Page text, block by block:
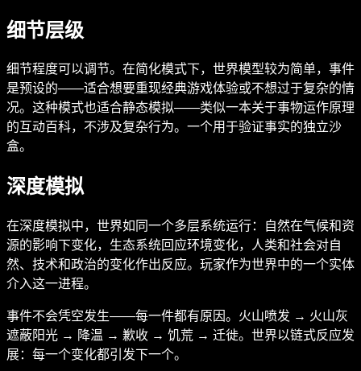
细节层级
细节程度可以调节。在简化模式下，世界模型较为简单，事件
是预设的——适合想要重现经典游戏体验或不想过于复杂的情
况。这种模式也适合静态模拟——类似一本关于事物运作原理
的互动百科，不涉及复杂行为。一个用于验证事实的独立沙
盒。
深度模拟
在深度模拟中，世界如同一个多层系统运行：自然在气候和资
源的影响下变化，生态系统回应环境变化，人类和社会对自
然、技术和政治的变化作出反应。玩家作为世界中的一个实体
介入这一进程。
事件不会凭空发生——每一件都有原因。火山喷发 → 火山灰
遮蔽阳光 → 降温 → 歉收 → 饥荒 → 迁徙。世界以链式反应发
展：每一个变化都引发下一个。